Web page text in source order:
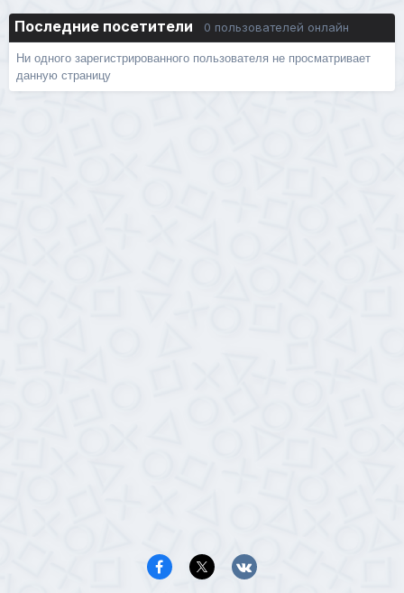
Последние посетители 0 пользователей онлайн
Ни одного зарегистрированного пользователя не просматривает
данную страницу